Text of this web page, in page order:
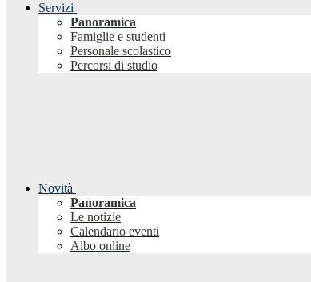
Servizi
Panoramica
Famiglie e studenti
Personale scolastico
Percorsi di studio
Novità
Panoramica
Le notizie
Calendario eventi
Albo online